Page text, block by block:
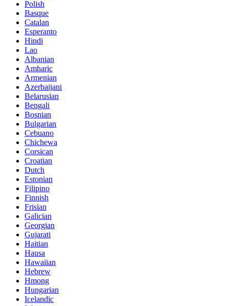
Polish
Basque
Catalan
Esperanto
Hindi
Lao
Albanian
Amharic
Armenian
Azerbaijani
Belarusian
Bengali
Bosnian
Bulgarian
Cebuano
Chichewa
Corsican
Croatian
Dutch
Estonian
Filipino
Finnish
Frisian
Galician
Georgian
Gujarati
Haitian
Hausa
Hawaiian
Hebrew
Hmong
Hungarian
Icelandic